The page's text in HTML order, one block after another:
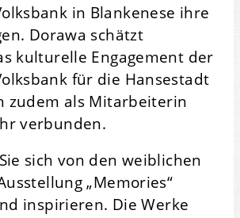
in Blankenese ihre
Dorawa schätzt
kulturelle Engagement der
für die Hansestadt
zudem als Mitarbeiterin
verbunden.
sich von den weiblichen
„Memories“
inspirieren. Die Werke